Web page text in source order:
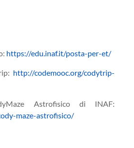
https://edu.inaf.it/posta-per-et/
http://codemooc.org/codytrip-
Astrofisico di INAF:
maze-astrofisico/